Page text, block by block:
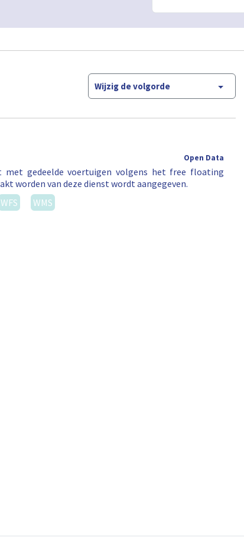
Wijzig de volgorde
Open Data
met gedeelde voertuigen volgens het free floating
worden van deze dienst wordt aangegeven.
WFS WMS